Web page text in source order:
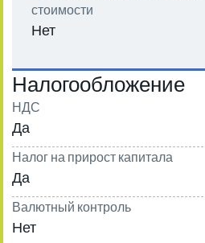
стоимости
Нет
Налогообложение
НДС
Да
Налог на прирост капитала
Да
Валютный контроль
Нет